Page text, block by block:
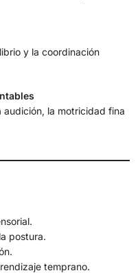
y la coordinación
audición, la motricidad fina
postura.
temprano.